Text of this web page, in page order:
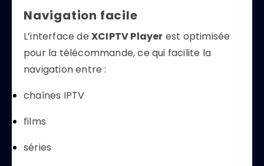
Navigation facile
L’interface de XCIPTV Player est optimisée
pour la télécommande, ce qui facilite la
navigation entre :
chaînes IPTV
films
séries